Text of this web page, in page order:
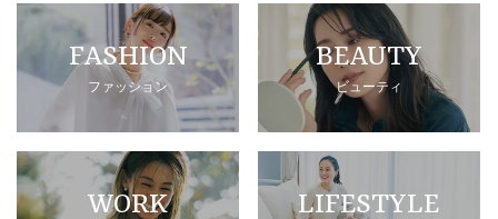
FASHION
ファッション
BEAUTY
ビューティ
WORK LIFESTYLE